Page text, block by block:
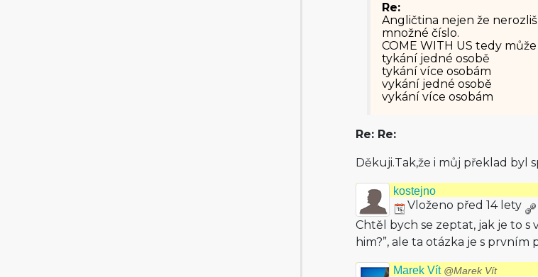
Re:
Angličtina nejen že
množné číslo.
COME WITH US tedy
tykání jedné osobě
tykání více osobám
vykání jedné osobě
vykání více osobám
Re: Re:
Děkuji.Tak,že i můj překlad byl
kostejno
Vloženo před 14 lety
Chtěl bych se zeptat, jak je to s
him?”, ale ta otázka je s prvním
Marek Vít @Marek Vít